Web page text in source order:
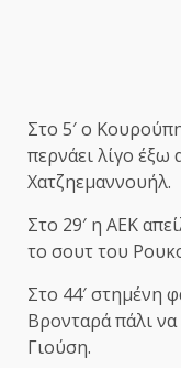
Στο 5′ ο
περνάει λίγο έξω
Χατζηεμαννουήλ.
Στο 29′ η ΑΕΚ
το σουτ του
Στο 44′ στημένη
Βρονταρά πάλι
Γιούση.